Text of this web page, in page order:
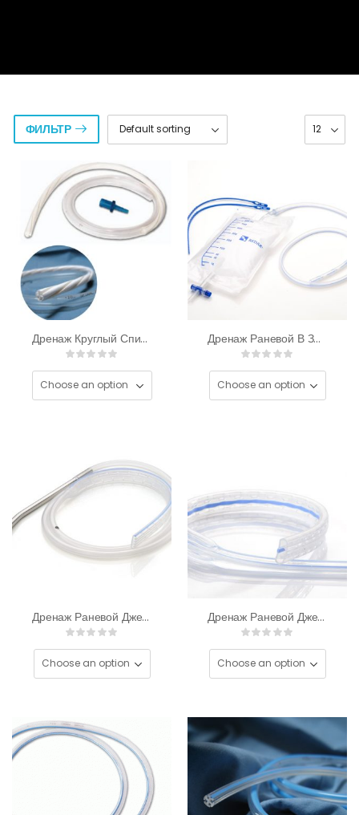
ФИЛЬТР
Дренаж Круглый Спиральный Дренаж Раневой В Закрытой Системе (тип Робинзон)
Дренаж Раневой Джексона Пратта (круглый) Дренаж Раневой Джексона Пратта (плоский)